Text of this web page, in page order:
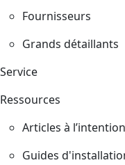
Fournisseurs
Grands détaillants
Service
Ressources
Articles à
Guides